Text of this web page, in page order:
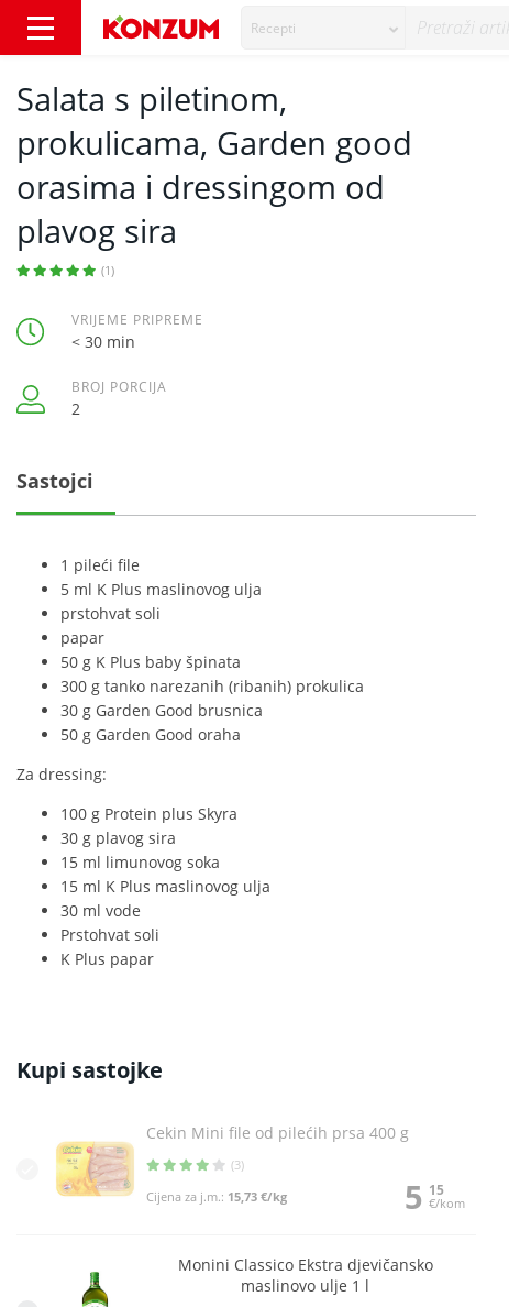
Recepti
Salata s piletinom,
prokulicama, Garden good
orasima i dressingom od
plavog sira
(1)
VRIJEME PRIPREME
< 30 min
BROJ PORCIJA
2
Sastojci
1 pileći file
5 ml K Plus maslinovog ulja
prstohvat soli
papar
50 g K Plus baby špinata
300 g tanko narezanih (ribanih) prokulica
30 g Garden Good brusnica
50 g Garden Good oraha
Za dressing:
100 g Protein plus Skyra
30 g plavog sira
15 ml limunovog soka
15 ml K Plus maslinovog ulja
30 ml vode
Prstohvat soli
K Plus papar
Kupi sastojke
Cekin Mini file od pilećih prsa 400 g
(3)
Cijena za j.m.: 15,73 €/kg 5 15
€/kom
Monini Classico Ekstra djevičansko
maslinovo ulje 1 l